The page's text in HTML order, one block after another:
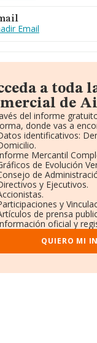
Email
a toda
de
del informe
donde vas a
identificativos:
Mercantil
de Evolución
de
y Ejecutivos.
y
de prensa
oficial y
QUIERO MI